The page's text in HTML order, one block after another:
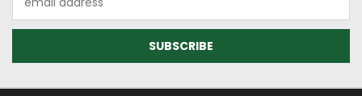
Address